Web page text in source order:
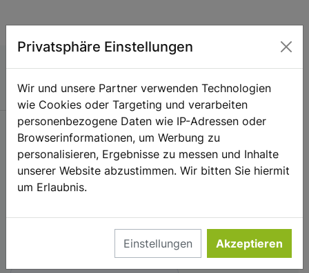
Privatsphäre Einstellungen
Wir und unsere Partner verwenden Technologien
wie Cookies oder Targeting und verarbeiten
personenbezogene Daten wie IP-Adressen oder
Browserinformationen, um Werbung zu
personalisieren, Ergebnisse zu messen und Inhalte
unserer Website abzustimmen. Wir bitten Sie hiermit
um Erlaubnis.
Einstellungen Akzeptieren
SERVICE
Kontakt
Warenkorb
Vertrag widerrufen
Ihre gesetzlichen Gewährleistungsrechte